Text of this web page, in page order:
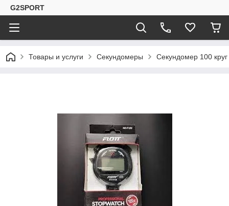
G2SPORT
Товары и услуги Секундомеры Секундомер 100